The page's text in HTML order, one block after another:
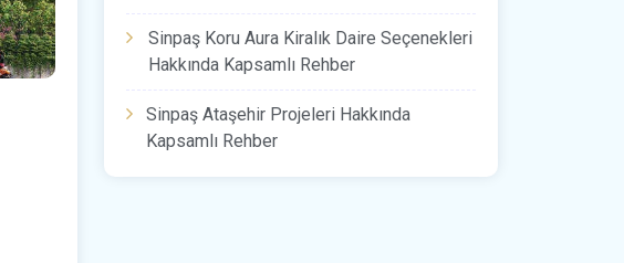
Sinpaş Koru Aura Kiralık Daire Seçenekleri
Hakkında Kapsamlı Rehber
Sinpaş Ataşehir Projeleri Hakkında
Kapsamlı Rehber